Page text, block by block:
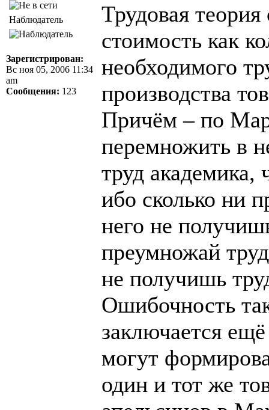
Наблюдатель
Зарегистрирован:
Вс ноя 05, 2006 11:34
am
Сообщения: 123
Трудовая
стоимость как
необходимого
производства
Причём – по
перемножить в
труд академика,
ибо сколько ни
него не
преумножай
не получишь
Ошибочность
заключается
могут
один и тот же